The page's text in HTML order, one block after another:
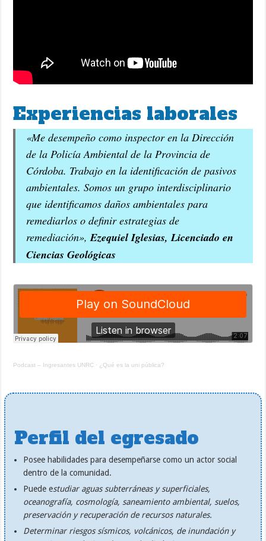
Experiencias laborales
«Me desempeño como inspector en la Dirección
de la Policía Ambiental de la Provincia de
Córdoba. Trabajo en la identificación de pasivos
ambientales. Somos un grupo interdisciplinario
que identificamos daños ambientales para
remediarlos o definir estrategias de
remediación»,Ezequiel Iglesias, Licenciado en
Ciencias Geológicas
Podcast – Ingresantes UNRC · ¿Qué es la uni pública?
Perfil del egresado
Posee habilidades para desempeñarse como un actor social
dentro de la comunidad.
Puede estudiar aguas subterráneas y superficiales,
oceanografía, cosmología, saneamiento ambiental, suelos,
preservación y recuperación de recursos naturales.
Determinar riesgos sísmicos, volcánicos, de inundación y